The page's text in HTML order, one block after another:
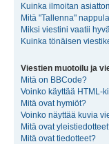
Kuinka ilmoitan
Mitä "Tallenna"
Miksi viestini vaatii
Kuinka tönäisen
Viestien muotoilu ja
Mitä on BBCode?
Voinko käyttää HTML-
Mitä ovat hymiöt?
Voinko näyttää kuvia
Mitä ovat
Mitä ovat tiedotteet?